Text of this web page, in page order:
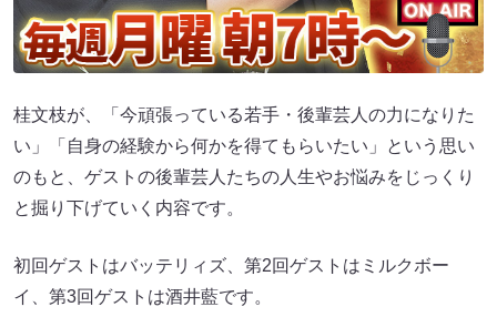
桂文枝が、「今頑張っている若手・後輩芸人の力になりた
い」「自身の経験から何かを得てもらいたい」という思い
のもと、ゲストの後輩芸人たちの人生やお悩みをじっくり
と掘り下げていく内容です。
初回ゲストはバッテリィズ、第2回ゲストはミルクボー
イ、第3回ゲストは酒井藍です。